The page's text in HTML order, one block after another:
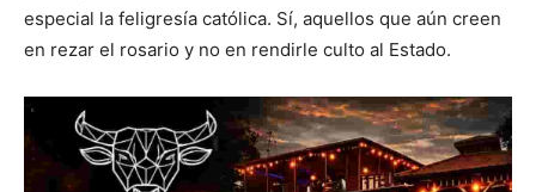
especial la feligresía católica. Sí, aquellos que aún creen
en rezar el rosario y no en rendirle culto al Estado.